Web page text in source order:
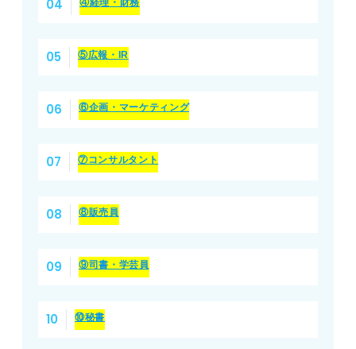
④経理・財務
⑤広報・IR
⑥企画・マーケティング
⑦コンサルタント
⑧販売員
⑨司書・学芸員
⑩秘書